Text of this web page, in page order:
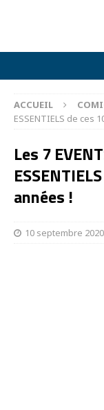
ACCUEIL
ESSENTIELS de ces
Les 7
années !
10 septembre 2020